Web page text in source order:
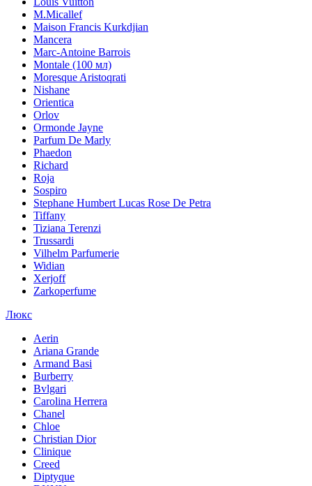
M.Micallef
Maison Francis Kurkdjian
Mancera
Marc-Antoine Barrois
Montale (100 мл)
Moresque Aristoqrati
Nishane
Orientica
Orlov
Ormonde Jayne
Parfum De Marly
Phaedon
Richard
Roja
Sospiro
Stephane Humbert Lucas Rose De Petra
Tiffany
Tiziana Terenzi
Trussardi
Vilhelm Parfumerie
Widian
Xerjoff
Zarkoperfume
Люкс
Aerin
Ariana Grande
Armand Basi
Burberry
Bvlgari
Carolina Herrera
Chanel
Chloe
Christian Dior
Clinique
Creed
Diptyque